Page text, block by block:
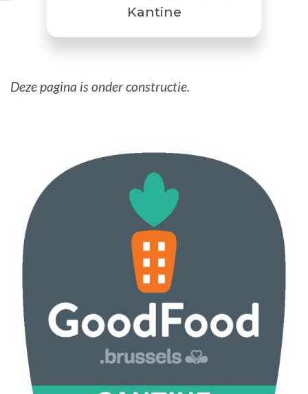
Kantine
Deze pagina is onder constructie.